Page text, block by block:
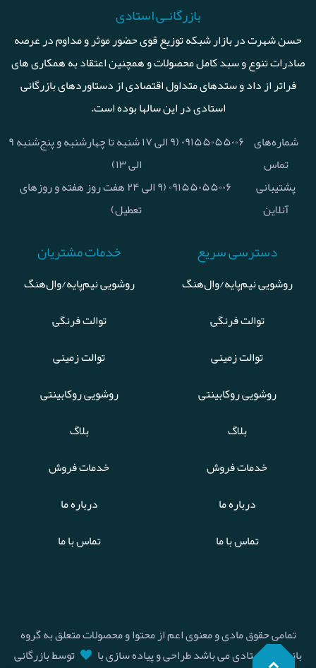
بازرگانـی استادی
حسن شهرت در بازار شبکه توزیع قوی حضور موثر و مداوم در عرصه
صادرات تنوع و سبد کامل محصولات و همچنین اعتقاد به همکاری های
فراتر از داد و ستدهای متداول اقتصادی از دستاوردهای بازرگانی
استادی در این سالها بوده است.
شماره‌های
تماس
۰۹۱۵۵۰۵۵۰۰۶ (۹ الی ۱۷ شنبه تا چهارشنبه و پنج‌شنبه ۹
الی ۱۳)
پشتیبانی
آنلاین
۰۹۱۵۵۰۵۵۰۰۶ (۹ الی ۲۴ هفت روز هفته و روزهای
تعطیل)
دسترسی سریع
روشویی نیم‌پایه/وال‌هنگ
توالت فرنگی
توالت زمینی
روشویی روکابینتی
بلاگ
خدمات فروش
درباره ما
تماس با ما
خدمات مشتریان
روشویی نیم‌پایه/وال‌هنگ
توالت فرنگی
توالت زمینی
روشویی روکابینتی
بلاگ
خدمات فروش
درباره ما
تماس با ما
تمامی حقوق مادی و معنوی اعم از محتوا و محصولات متعلق به گروه
بازرگانی استادی می باشد طراحی و پیاده سازی با
توسط بازرگانی